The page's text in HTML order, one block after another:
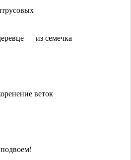
— из семечка
веток